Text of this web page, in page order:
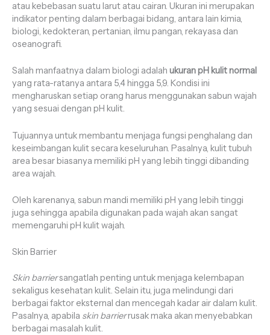
atau kebebasan suatu larut atau cairan. Ukuran ini merupakan
indikator penting dalam berbagai bidang, antara lain kimia,
biologi, kedokteran, pertanian, ilmu pangan, rekayasa dan
oseanografi.
Salah manfaatnya dalam biologi adalah ukuran pH kulit normal
yang rata-ratanya antara 5,4 hingga 5,9. Kondisi ini
mengharuskan setiap orang harus menggunakan sabun wajah
yang sesuai dengan pH kulit.
Tujuannya untuk membantu menjaga fungsi penghalang dan
keseimbangan kulit secara keseluruhan. Pasalnya, kulit tubuh
area besar biasanya memiliki pH yang lebih tinggi dibanding
area wajah.
Oleh karenanya, sabun mandi memiliki pH yang lebih tinggi
juga sehingga apabila digunakan pada wajah akan sangat
memengaruhi pH kulit wajah.
Skin Barrier
Skin barriersangatlah penting untuk menjaga kelembapan
sekaligus kesehatan kulit. Selain itu, juga melindungi dari
berbagai faktor eksternal dan mencegah kadar air dalam kulit.
Pasalnya, apabila skin barrierrusak maka akan menyebabkan
berbagai masalah kulit.